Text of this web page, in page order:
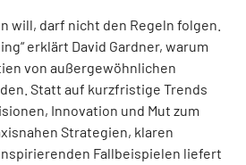
will, darf nicht den Regeln folgen.
erklärt David Gardner, warum
von außer­gewöhnlichen
Statt auf kurzfristige Trends
Innovation und Mut zum
Strategien, klaren
Fallbeispielen liefert